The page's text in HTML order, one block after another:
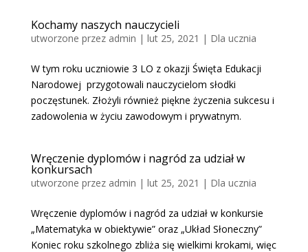
Kochamy naszych nauczycieli
utworzone przez admin | lut 25, 2021 | Dla ucznia
W tym roku uczniowie 3 LO z okazji Święta Edukacji
Narodowej przygotowali nauczycielom słodki
poczęstunek. Złożyli również piękne życzenia sukcesu i
zadowolenia w życiu zawodowym i prywatnym.
Wręczenie dyplomów i nagród za udział w
konkursach
utworzone przez admin | lut 25, 2021 | Dla ucznia
Wręczenie dyplomów i nagród za udział w konkursie
„Matematyka w obiektywie” oraz „Układ Słoneczny”
Koniec roku szkolnego zbliża się wielkimi krokami, więc